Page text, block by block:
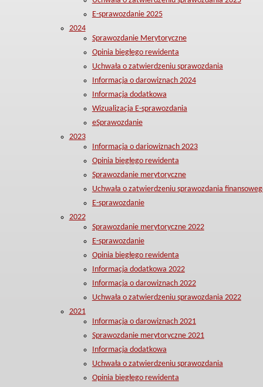
E-sprawozdanie 2025
2024
Sprawozdanie Merytoryczne
Opinia biegłego rewidenta
Uchwała o zatwierdzeniu sprawozdania
Informacja o darowiznach 2024
Informacja dodatkowa
Wizualizacja E-sprawozdania
eSprawozdanie
2023
Informacja o dariowiznach 2023
Opinia biegłego rewidenta
Sprawozdanie merytoryczne
Uchwała o zatwierdzeniu sprawozdania
E-sprawozdanie
2022
Sprawozdanie merytoryczne 2022
E-sprawozdanie
Opinia biegłego rewidenta
Informacja dodatkowa 2022
Informacja o darowiznach 2022
Uchwała o zatwierdzeniu sprawozdania 2022
2021
Informacja o darowiznach 2021
Sprawozdanie merytoryczne 2021
Informacja dodatkowa
Uchwała o zatwierdzeniu sprawozdania
Opinia biegłego rewidenta